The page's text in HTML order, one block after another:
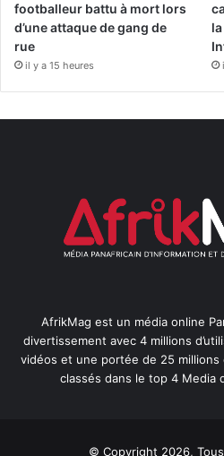
footballeur battu à mort lors
d’une attaque de gang de
rue
il y a 15 heures
AfrikMag est un média online
divertissement avec 4 millions
vidéos et une portée de 25 millions
classés dans le top 4 Media
© Copyright 2026,